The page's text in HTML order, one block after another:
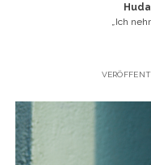
Huda
Ich